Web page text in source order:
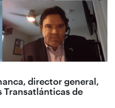
director general,
Transatlánticas de